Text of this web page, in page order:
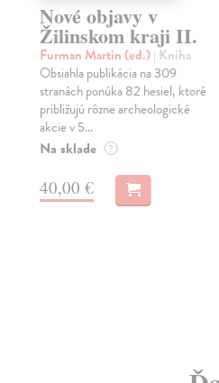
Nové objavy v
Žilinskom kraji II.
Furman Martin (ed.)| Kniha
Obsiahla publikácia na 309
stranách ponúka 82 hesiel, ktoré
približujú rôzne archeologické
akcie v 5...
Na sklade ?
40,00 €